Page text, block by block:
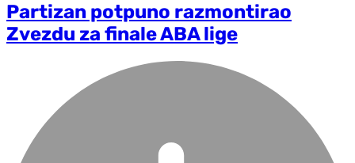
Partizan potpuno razmontirao
Zvezdu za finale ABA lige